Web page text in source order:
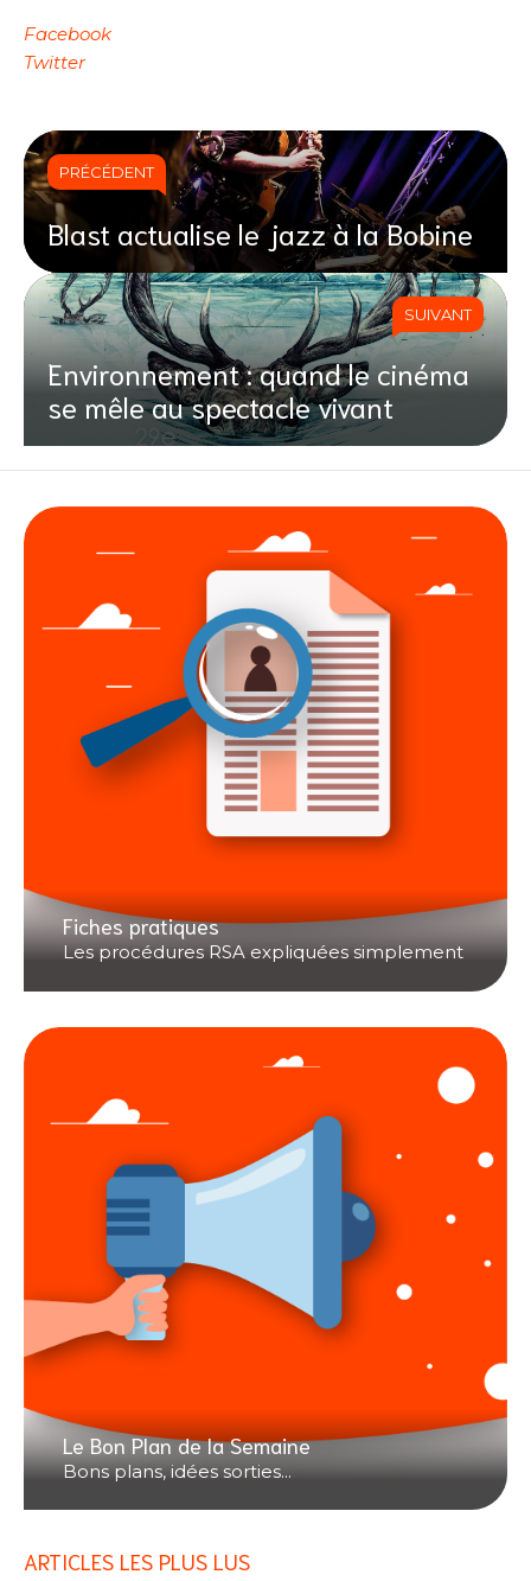
Facebook
Twitter
PRÉCÉDENT
Blast actualise le jazz à la Bobine
SUIVANT
Environnement : quand le cinéma
se mêle au spectacle vivant
Fiches pratiques
Les procédures RSA expliquées simplement
Le Bon Plan de la Semaine
Bons plans, idées sorties...
ARTICLES LES PLUS LUS